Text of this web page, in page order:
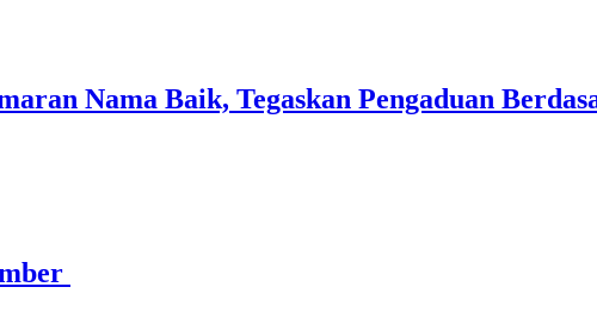
Nama Baik, Tegaskan Pengaduan